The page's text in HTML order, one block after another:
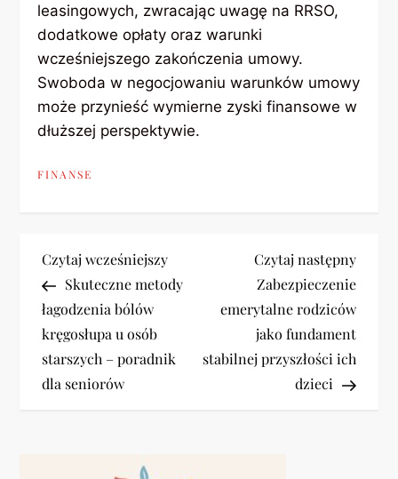
leasingowych, zwracając uwagę na RRSO,
dodatkowe opłaty oraz warunki
wcześniejszego zakończenia umowy.
Swoboda w negocjowaniu warunków umowy
może przynieść wymierne zyski finansowe w
dłuższej perspektywie.
FINANSE
N
a
w
i
Previous
Post
Czytaj wcześniejszy
Skuteczne metody
łagodzenia bólów
kręgosłupa u osób
starszych – poradnik
dla seniorów
Next
Post
Czytaj następny
Zabezpieczenie
emerytalne rodziców
jako fundament
stabilnej przyszłości ich
dzieci